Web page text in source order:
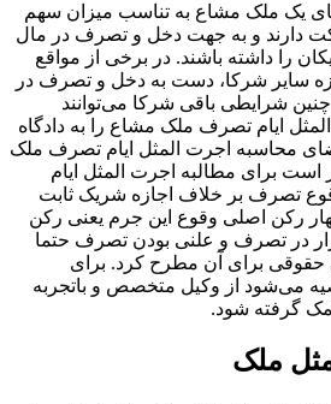
یک ملک مشاع به تناسب میزان سهم
دارند و به جهت دخل و تصرف در مال
را داشته باشند. در برخی از مواقع
سایر شرکا، دست به دخل و تصرف در
شرایطی باقی شرکا می‌توانند
ایام تصرف ملک مشاع را به دادگاه
محاسبه اجرت المثل ایام تصرف ملک
است برای مطالبه اجرت المثل ایام
تصرف بر خلاف اجازه شریک ثابت
رکن اصلی وقوع این جرم یعنی رکن
در تصرف و علنی بودن تصرف حتما
حقوقی برای آن مطرح کرد. برای
می‌شود از وکیل متخصص و باتجربه
گرفته شود.
ملک